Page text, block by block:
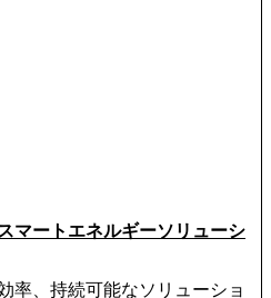
マートエネルギーソリューシ
率、持続可能なソリューショ